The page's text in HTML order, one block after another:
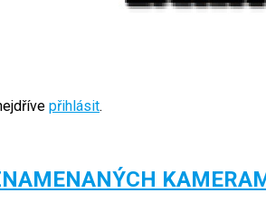
přihlásit.